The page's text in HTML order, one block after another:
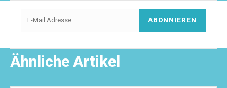
ABONNIEREN
Ähnliche Artikel